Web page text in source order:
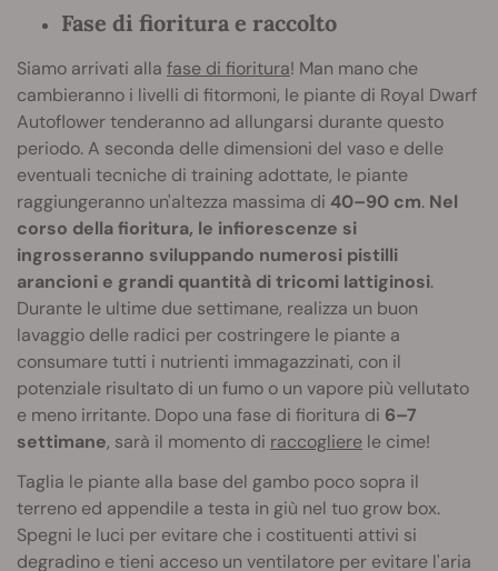
Fase di fioritura e raccolto
Siamo arrivati alla fase di fioritura! Man mano che
cambieranno i livelli di fitormoni, le piante di Royal Dwarf
Autoflower tenderanno ad allungarsi durante questo
periodo. A seconda delle dimensioni del vaso e delle
eventuali tecniche di training adottate, le piante
raggiungeranno un'altezza massima di 40–90 cm. Nel
corso della fioritura, le infiorescenze si
ingrosseranno sviluppando numerosi pistilli
arancioni e grandi quantità di tricomi lattiginosi.
Durante le ultime due settimane, realizza un buon
lavaggio delle radici per costringere le piante a
consumare tutti i nutrienti immagazzinati, con il
potenziale risultato di un fumo o un vapore più vellutato
e meno irritante. Dopo una fase di fioritura di 6–7
settimane, sarà il momento di raccogliere le cime!
Taglia le piante alla base del gambo poco sopra il
terreno ed appendile a testa in giù nel tuo grow box.
Spegni le luci per evitare che i costituenti attivi si
degradino e tieni acceso un ventilatore per evitare l'aria